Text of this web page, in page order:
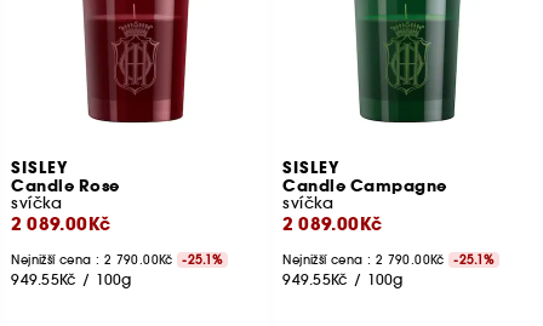
SISLEY
Candle Rose
svíčka
2 089.00Kč
Nejnižší cena : 2 790.00Kč -25.1%
949.55Kč / 100g
SISLEY
Candle Campagne
svíčka
2 089.00Kč
Nejnižší cena : 2 790.00Kč -25.1%
949.55Kč / 100g